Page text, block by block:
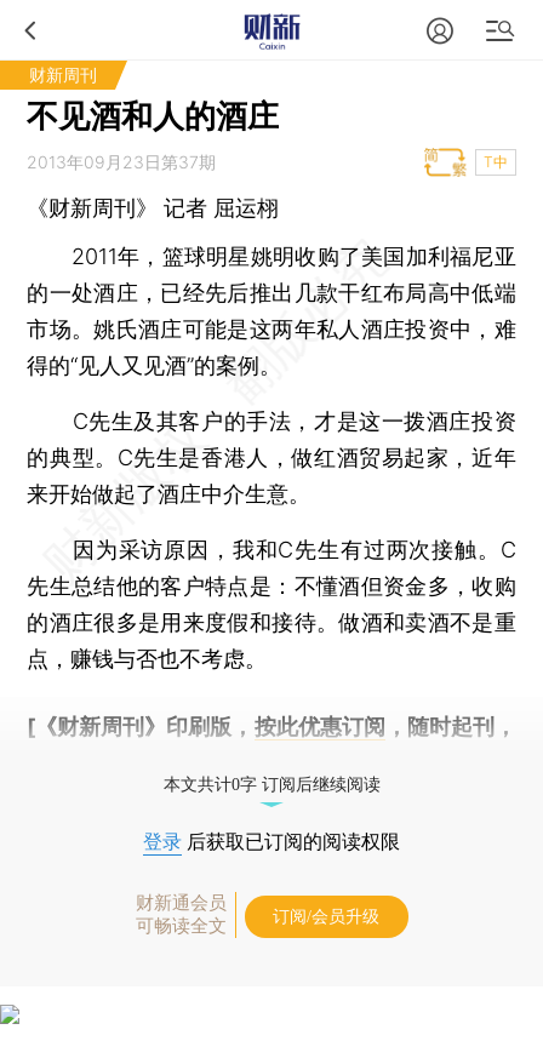
财新周刊
不见酒和人的酒庄
2013年09月23日第37期 T中
《财新周刊》 记者 屈运栩
2011年，篮球明星姚明收购了美国加利福尼亚
的一处酒庄，已经先后推出几款干红布局高中低端
市场。姚氏酒庄可能是这两年私人酒庄投资中，难
得的“见人又见酒”的案例。
C先生及其客户的手法，才是这一拨酒庄投资
的典型。C先生是香港人，做红酒贸易起家，近年
来开始做起了酒庄中介生意。
因为采访原因，我和C先生有过两次接触。C
先生总结他的客户特点是：不懂酒但资金多，收购
的酒庄很多是用来度假和接待。做酒和卖酒不是重
点，赚钱与否也不考虑。
[《财新周刊》印刷版， 按此优惠订阅 ，随时起刊，
本文共计0字 订阅后继续阅读
登录 后获取已订阅的阅读权限
财新通会员
可畅读全文
订阅/会员升级